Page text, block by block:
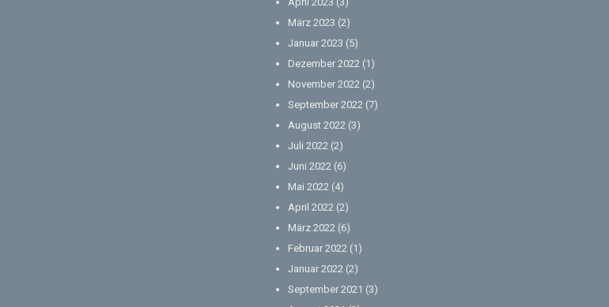
März 2023 (2)
Januar 2023 (5)
Dezember 2022 (1)
November 2022 (2)
September 2022 (7)
August 2022 (3)
Juli 2022 (2)
Juni 2022 (6)
Mai 2022 (4)
April 2022 (2)
März 2022 (6)
Februar 2022 (1)
Januar 2022 (2)
September 2021 (3)